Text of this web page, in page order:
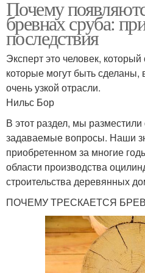
Почему
бревнах сруба:
последствия
Эксперт это человек,
которые могут быть сделаны,
очень узкой отрасли.
Нильс Бор
В этот раздел, мы разместили
задаваемые вопросы. Наши
приобретенном за многие
области производства
строительства деревянных
ПОЧЕМУ ТРЕСКАЕТСЯ